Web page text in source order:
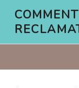
contenu